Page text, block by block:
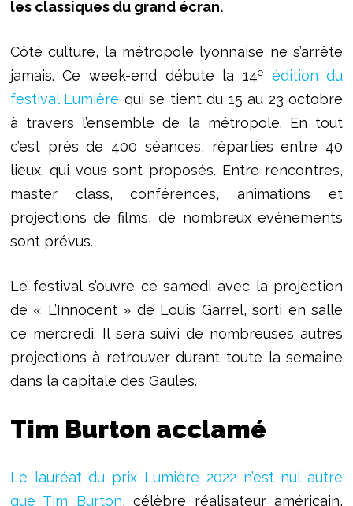
les classiques du grand écran.
Côté culture, la métropole lyonnaise ne s’arrête
jamais. Ce week-end débute la 14e
édition du
festival Lumière qui se tient du 15 au 23 octobre
à travers l’ensemble de la métropole. En tout
c’est près de 400 séances, réparties entre 40
lieux, qui vous sont proposés. Entre rencontres,
master class, conférences, animations et
projections de films, de nombreux événements
sont prévus.
Le festival s’ouvre ce samedi avec la projection
de « L’Innocent » de Louis Garrel, sorti en salle
ce mercredi. Il sera suivi de nombreuses autres
projections à retrouver durant toute la semaine
dans la capitale des Gaules.
Tim Burton acclamé
Le lauréat du prix Lumière 2022 n’est nul autre
que Tim Burton, célèbre réalisateur américain,